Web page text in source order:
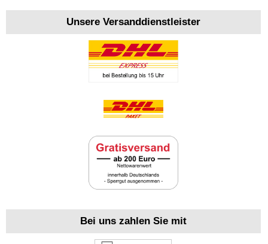
Unsere Versanddienstleister
Bei uns zahlen Sie mit